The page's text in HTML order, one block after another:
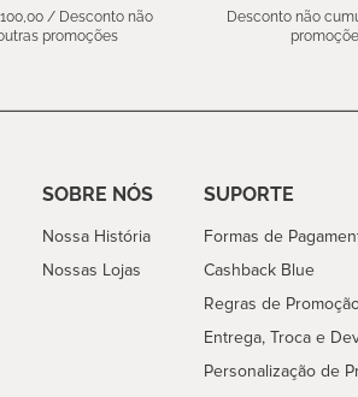
/ Desconto não
promoções
Desconto não
SOBRE NÓS
Nossa História
Nossas Lojas
SUPORTE
Formas de
Cashback Blue
Regras de
Entrega, Troca e
Personalização de